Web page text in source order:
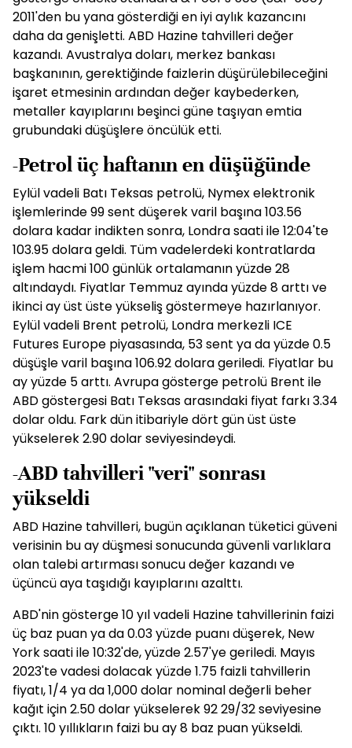
2011'den bu yana gösterdiği en iyi aylık kazancını
daha da genişletti. ABD Hazine tahvilleri değer
kazandı. Avustralya doları, merkez bankası
başkanının, gerektiğinde faizlerin düşürülebileceğini
işaret etmesinin ardından değer kaybederken,
metaller kayıplarını beşinci güne taşıyan emtia
grubundaki düşüşlere öncülük etti.
-Petrol üç haftanın en düşüğünde
Eylül vadeli Batı Teksas petrolü, Nymex elektronik
işlemlerinde 99 sent düşerek varil başına 103.56
dolara kadar indikten sonra, Londra saati ile 12:04'te
103.95 dolara geldi. Tüm vadelerdeki kontratlarda
işlem hacmi 100 günlük ortalamanın yüzde 28
altındaydı. Fiyatlar Temmuz ayında yüzde 8 arttı ve
ikinci ay üst üste yükseliş göstermeye hazırlanıyor.
Eylül vadeli Brent petrolü, Londra merkezli ICE
Futures Europe piyasasında, 53 sent ya da yüzde 0.5
düşüşle varil başına 106.92 dolara geriledi. Fiyatlar bu
ay yüzde 5 arttı. Avrupa gösterge petrolü Brent ile
ABD göstergesi Batı Teksas arasındaki fiyat farkı 3.34
dolar oldu. Fark dün itibariyle dört gün üst üste
yükselerek 2.90 dolar seviyesindeydi.
-ABD tahvilleri "veri" sonrası
yükseldi
ABD Hazine tahvilleri, bugün açıklanan tüketici güveni
verisinin bu ay düşmesi sonucunda güvenli varlıklara
olan talebi artırması sonucu değer kazandı ve
üçüncü aya taşıdığı kayıplarını azalttı.
ABD'nin gösterge 10 yıl vadeli Hazine tahvillerinin faizi
üç baz puan ya da 0.03 yüzde puanı düşerek, New
York saati ile 10:32'de, yüzde 2.57'ye geriledi. Mayıs
2023'te vadesi dolacak yüzde 1.75 faizli tahvillerin
fiyatı, 1/4 ya da 1,000 dolar nominal değerli beher
kağıt için 2.50 dolar yükselerek 92 29/32 seviyesine
çıktı. 10 yıllıkların faizi bu ay 8 baz puan yükseldi.